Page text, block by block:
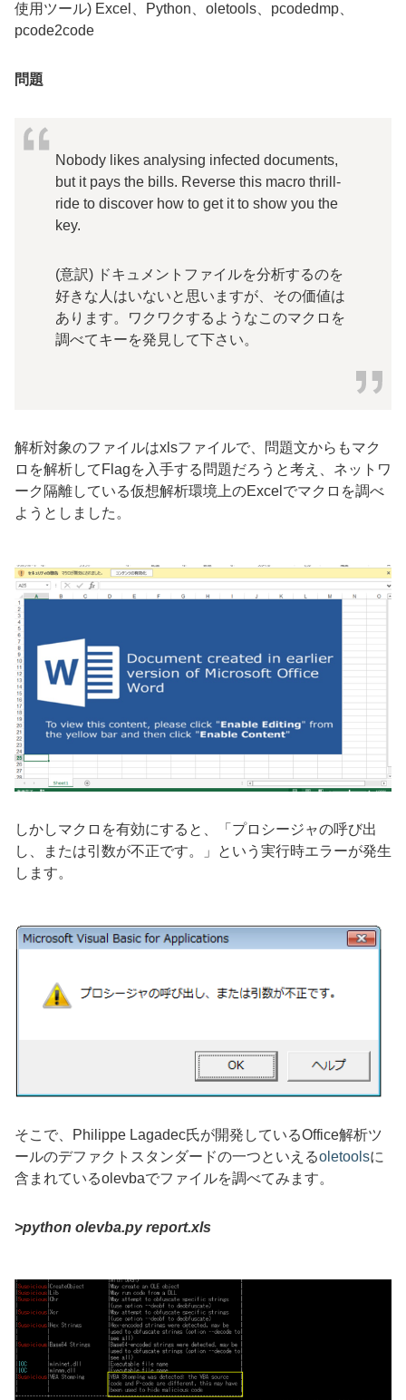
使用ツール) Excel Python oletools pcodedmp
pcode2code
問題
Nobody likes analysing infected documents,
but it pays the bills. Reverse this macro thrill-
ride to discover how to get it to show you the
key.
(意訳) ドキュメントファイルを分析するのを
好きな人はいないと思いますが、その価値は
あります。ワクワクするようなこのマクロを
調べてキーを発見して下さい。
解析対象のファイルはxlsファイルで、問題文からもマク
ロを解析してFlagを入手する問題だろうと考え、ネットワ
ーク隔離している仮想解析環境上のExcelでマクロを調べ
ようとしました。
しかしマクロを有効にすると、「プロシージャの呼び出
し、または引数が不正です。」という実行時エラーが発生
します。
そこで、 Philippe Lagadec氏が開発しているOffice解析ツ
ールのデファクトスタンダードの一つといえるoletoolsに
含まれているolevbaでファイルを調べてみます。
>python olevba.py report.xls